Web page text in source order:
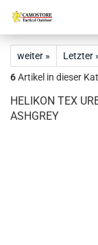
weiter »
Letzter
6Artikel in dieser
HELIKON TEX
ASHGREY